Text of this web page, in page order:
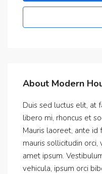
About Modern
Duis sed luctus elit, at
libero mi, rhoncus et
Mauris laoreet, ante
mauris sollicitudin
amet ipsum.
vehicula, ipsum orci